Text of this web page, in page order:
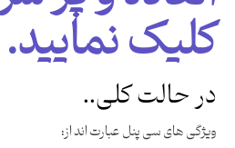
کلیک نمایید.
در حالت کلی..
ویژگی های سی پنل عبارت اند از: